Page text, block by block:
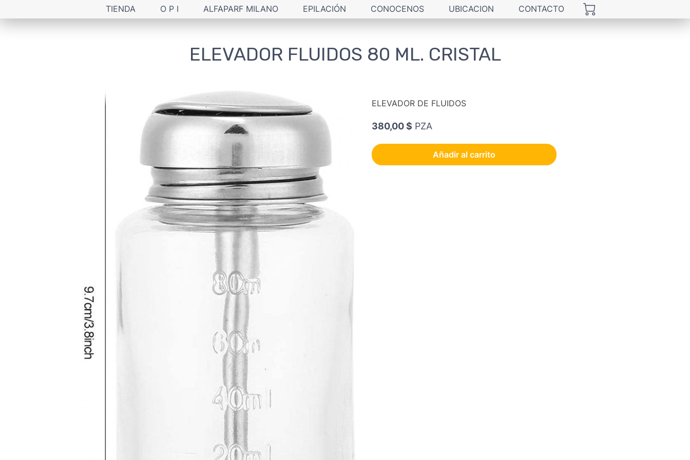
TIENDA O P I ALFAPARF MILANO EPILACIÓN CONOCENOS UBICACION CONTACTO
ELEVADOR FLUIDOS 80 ML. CRISTAL
ELEVADOR DE FLUIDOS
380,00 $ PZA
Añadir al carrito